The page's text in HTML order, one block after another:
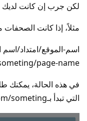
لكن جرب إن كانت لديك
مثلاً، إذا كانت الصحفات
اسم-الموقع/امتداد/
page-name
في هذه الحالة، يمكنك
التي تبدأ بـdomain.Com/someting.